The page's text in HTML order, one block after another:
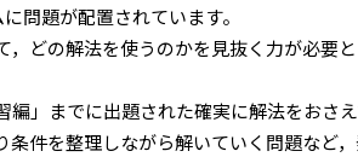
問題が配置されています。
どの解法を使うのかを見抜く力が必要と
」までに出題された確実に解法をおさ
件を整理しながら解いていく問題など